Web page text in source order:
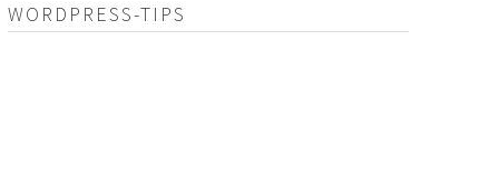
WORDPRESS-TIPS